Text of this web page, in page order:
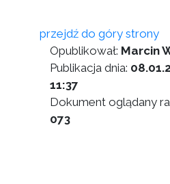
przejdź do góry strony
Opublikował: Marcin
Publikacja dnia:
11:37
Dokument oglądany
073